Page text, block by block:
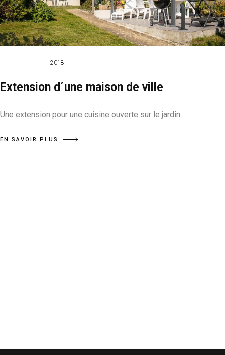
2018
Extension d´une maison de ville
Une extension pour une cuisine ouverte sur le jardin
EN SAVOIR PLUS